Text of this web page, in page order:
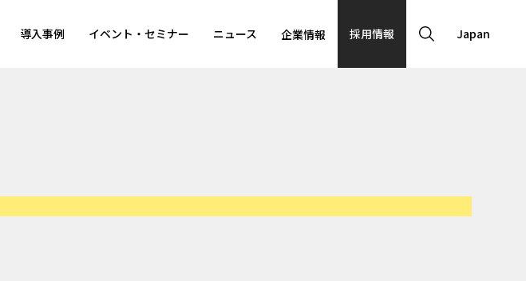
導入事例 イベント・セミナー ニュース 企業情報 採用情報 Japan
ENTRY
教育制度